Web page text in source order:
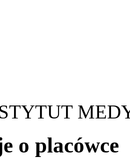
o placówce